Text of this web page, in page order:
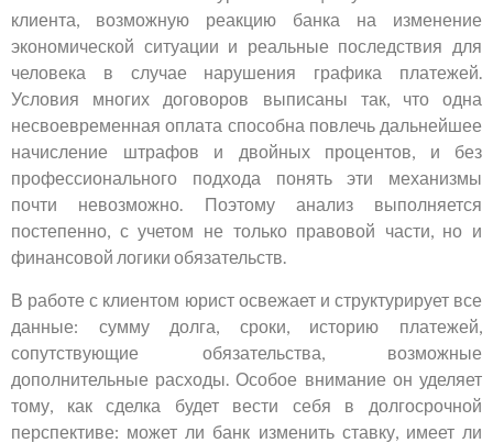
клиента, возможную реакцию банка на изменение
экономической ситуации и реальные последствия для
человека в случае нарушения графика платежей.
Условия многих договоров выписаны так, что одна
несвоевременная оплата способна повлечь дальнейшее
начисление штрафов и двойных процентов, и без
профессионального подхода понять эти механизмы
почти невозможно. Поэтому анализ выполняется
постепенно, с учетом не только правовой части, но и
финансовой логики обязательств.
В работе с клиентом юрист освежает и структурирует все
данные: сумму долга, сроки, историю платежей,
сопутствующие обязательства, возможные
дополнительные расходы. Особое внимание он уделяет
тому, как сделка будет вести себя в долгосрочной
перспективе: может ли банк изменить ставку, имеет ли